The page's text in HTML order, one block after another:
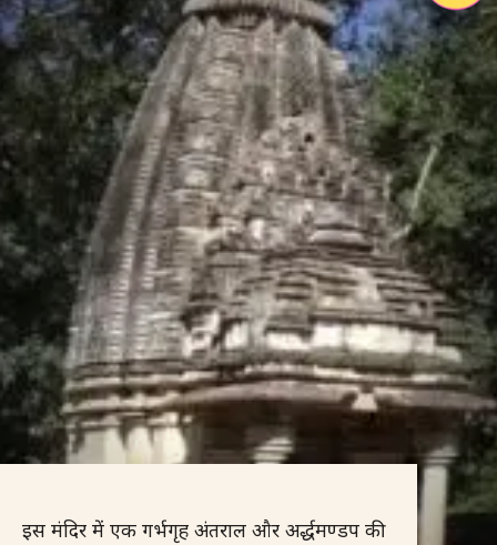
इस मंदिर में एक गर्भगृह अंतराल और अर्द्धमण्डप की